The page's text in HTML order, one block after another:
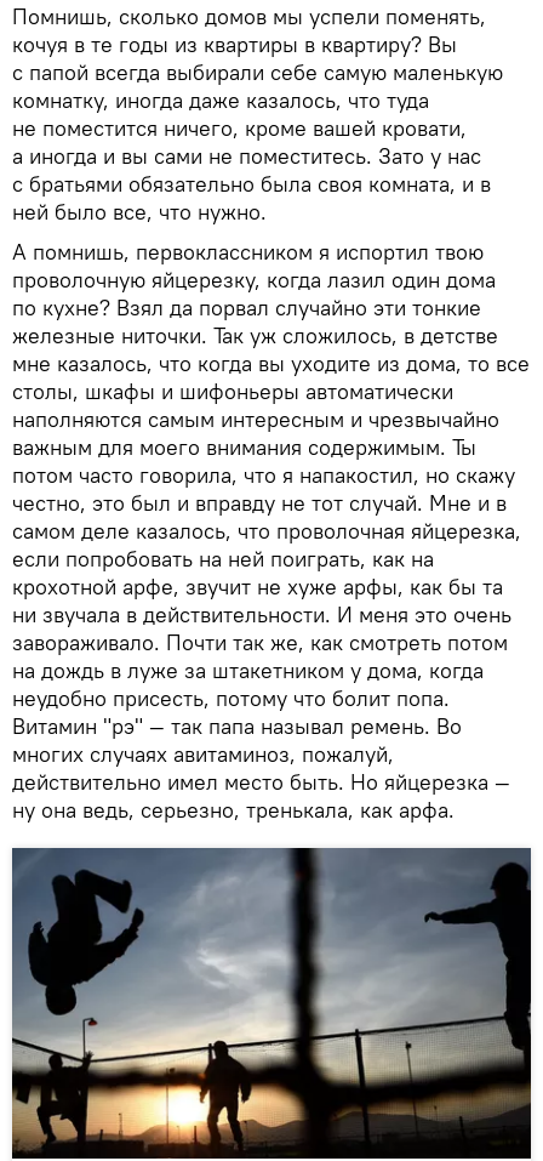
Помнишь, сколько домов мы успели поменять,
кочуя в те годы из квартиры в квартиру? Вы
с папой всегда выбирали себе самую маленькую
комнатку, иногда даже казалось, что туда
не поместится ничего, кроме вашей кровати,
а иногда и вы сами не поместитесь. Зато у нас
с братьями обязательно была своя комната, и в
ней было все, что нужно.
А помнишь, первоклассником я испортил твою
проволочную яйцерезку, когда лазил один дома
по кухне? Взял да порвал случайно эти тонкие
железные ниточки. Так уж сложилось, в детстве
мне казалось, что когда вы уходите из дома, то все
столы, шкафы и шифоньеры автоматически
наполняются самым интересным и чрезвычайно
важным для моего внимания содержимым. Ты
потом часто говорила, что я напакостил, но скажу
честно, это был и вправду не тот случай. Мне и в
самом деле казалось, что проволочная яйцерезка,
если попробовать на ней поиграть, как на
крохотной арфе, звучит не хуже арфы, как бы та
ни звучала в действительности. И меня это очень
завораживало. Почти так же, как смотреть потом
на дождь в луже за штакетником у дома, когда
неудобно присесть, потому что болит попа.
Витамин "рэ" — так папа называл ремень. Во
многих случаях авитаминоз, пожалуй,
действительно имел место быть. Но яйцерезка —
ну она ведь, серьезно, тренькала, как арфа.